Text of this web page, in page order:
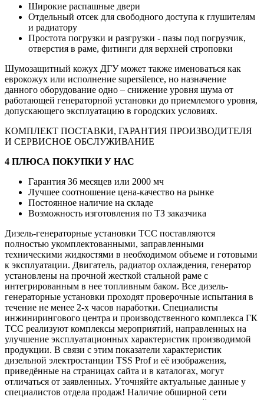
Широкие распашные двери
Отдельный отсек для свободного доступа к глушителям
и радиатору
Простота погрузки и разгрузки - пазы под погрузчик,
отверстия в раме, фитинги для верхней строповки
Шумозащитный кожух ДГУ может также именоваться как
еврокожух или исполнение supersilence, но назначение
данного оборудование одно – снижение уровня шума от
работающей генераторной установки до приемлемого уровня,
допускающего эксплуатацию в городских условиях.
КОМПЛЕКТ ПОСТАВКИ, ГАРАНТИЯ ПРОИЗВОДИТЕЛЯ
И СЕРВИСНОЕ ОБСЛУЖИВАНИЕ
4 ПЛЮСА ПОКУПКИ У НАС
Гарантия 36 месяцев или 2000 мч
Лучшее соотношение цена-качество на рынке
Постоянное наличие на складе
Возможность изготовления по ТЗ заказчика
Дизель-генераторные установки ТСС поставляются
полностью укомплектованными, заправленными
техническими жидкостями в необходимом объеме и готовыми
к эксплуатации. Двигатель, радиатор охлаждения, генератор
установлены на прочной жесткой стальной раме с
интегрированным в нее топливным баком. Все дизель-
генераторные установки проходят проверочные испытания в
течение не менее 2-х часов наработки. Специалисты
инжинирингового центра и производственного комплекса ГК
ТСС реализуют комплексы мероприятий, направленных на
улучшение эксплуатационных характеристик производимой
продукции. В связи с этим показатели характеристик
дизельной электростанции TSS Prof и её изображения,
приведённые на страницах сайта и в каталогах, могут
отличаться от заявленных. Уточняйте актуальные данные у
специалистов отдела продаж! Наличие обширной сети